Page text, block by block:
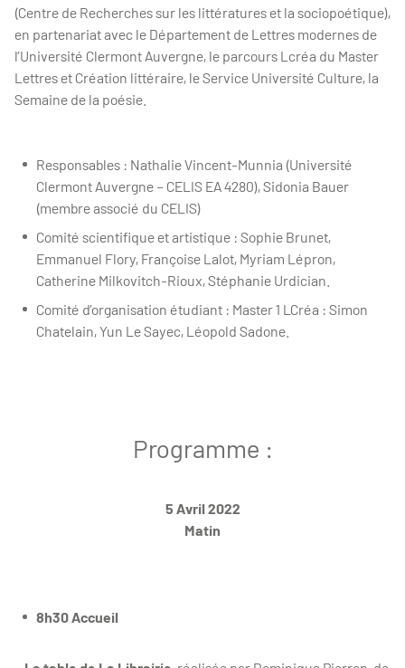
(Centre de Recherches sur les littératures et la sociopoétique),
en partenariat avec le Département de Lettres modernes de
l’Université Clermont Auvergne, le parcours Lcréa du Master
Lettres et Création littéraire, le Service Université Culture, la
Semaine de la poésie.
Responsables : Nathalie Vincent-Munnia (Université
Clermont Auvergne – CELIS EA 4280), Sidonia Bauer
(membre associé du CELIS)
Comité scientifique et artistique : Sophie Brunet,
Emmanuel Flory, Françoise Lalot, Myriam Lépron,
Catherine Milkovitch-Rioux, Stéphanie Urdician.
Comité d’organisation étudiant : Master 1 LCréa : Simon
Chatelain, Yun Le Sayec, Léopold Sadone.
Programme :
5 Avril 2022
Matin
8h30 Accueil